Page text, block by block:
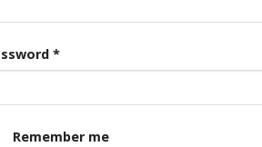
*
Remember me